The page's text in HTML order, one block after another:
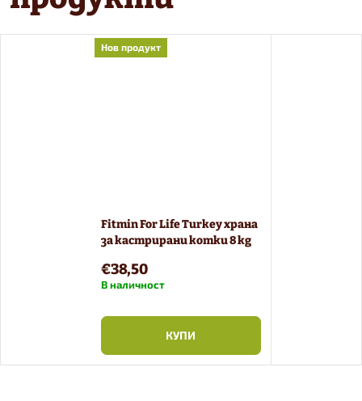
Нов продукт
Fitmin For Life Turkey храна
за кастрирани котки 8 kg
€38,50
В наличност
КУПИ